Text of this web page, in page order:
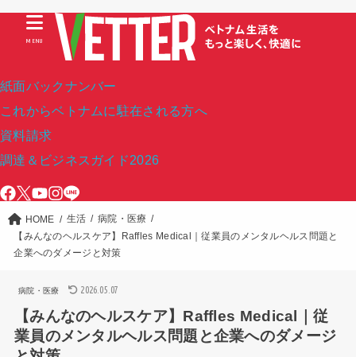
紙面バックナンバー
これからベトナムに駐在される方へ
資料請求
調達＆ビジネスガイド2026
MENU
HOME 生活
病院・医療
【みんなのヘルスケア】Raffles Medical｜従業員のメンタルヘルス問題と
企業へのダメージと対策
病院・医療 2026.05.07
【みんなのヘルスケア】Raffles Medical｜従
業員のメンタルヘルス問題と企業へのダメージ